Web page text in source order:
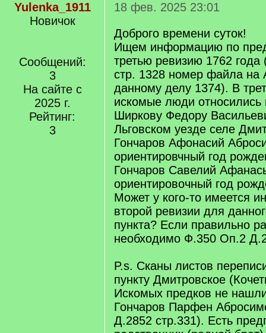
Yulenka_1911
Новичок
Сообщений:
3
На сайте с
2025 г.
Рейтинг:
3
18 фев. 2025 23:01
Доброго времени суток!
Ищем информацию по
третью ревизию 1762
стр. 1328 номер файла на
данному делу 1374). В
искомые люди относились
Ширкову Федору
Льговском уезде селе
Гончаров Афонасий
ориентировчный год
Гончаров Савелий
ориентировочный год
Может у кого-то имеется
второй ревизии для
пункта? Если правильно
необходимо Ф.350 Оп.2
P.s. Сканы листов
пункту Дмитровское
Искомых предков не
Гончаров Парфен
Д.2852 стр.331). Есть